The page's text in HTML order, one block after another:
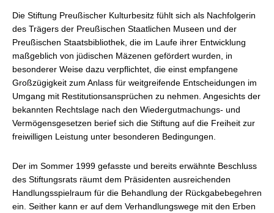
Die Stiftung Preußischer Kulturbesitz fühlt sich als Nachfolgerin
des Trägers der Preußischen Staatlichen Museen und der
Preußischen Staatsbibliothek, die im Laufe ihrer Entwicklung
maßgeblich von jüdischen Mäzenen gefördert wurden, in
besonderer Weise dazu verpflichtet, die einst empfangene
Großzügigkeit zum Anlass für weitgreifende Entscheidungen im
Umgang mit Restitutionsansprüchen zu nehmen. Angesichts der
bekannten Rechtslage nach den Wiedergutmachungs- und
Vermögensgesetzen berief sich die Stiftung auf die Freiheit zur
freiwilligen Leistung unter besonderen Bedingungen.
Der im Sommer 1999 gefasste und bereits erwähnte Beschluss
des Stiftungsrats räumt dem Präsidenten ausreichenden
Handlungsspielraum für die Behandlung der Rückgabebegehren
ein. Seither kann er auf dem Verhandlungswege mit den Erben